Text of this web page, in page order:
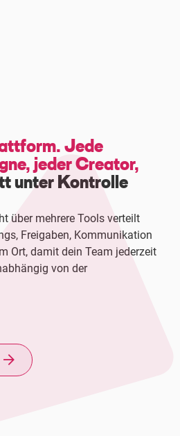
Jede
jeder Creator,
unter Kontrolle
über mehrere Tools verteilt
Freigaben, Kommunikation
Ort, damit dein Team jederzeit
von der